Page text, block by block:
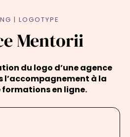
| LOGOTYPE
Mentorii
du logo d’une agence
l’accompagnement à la
en ligne.